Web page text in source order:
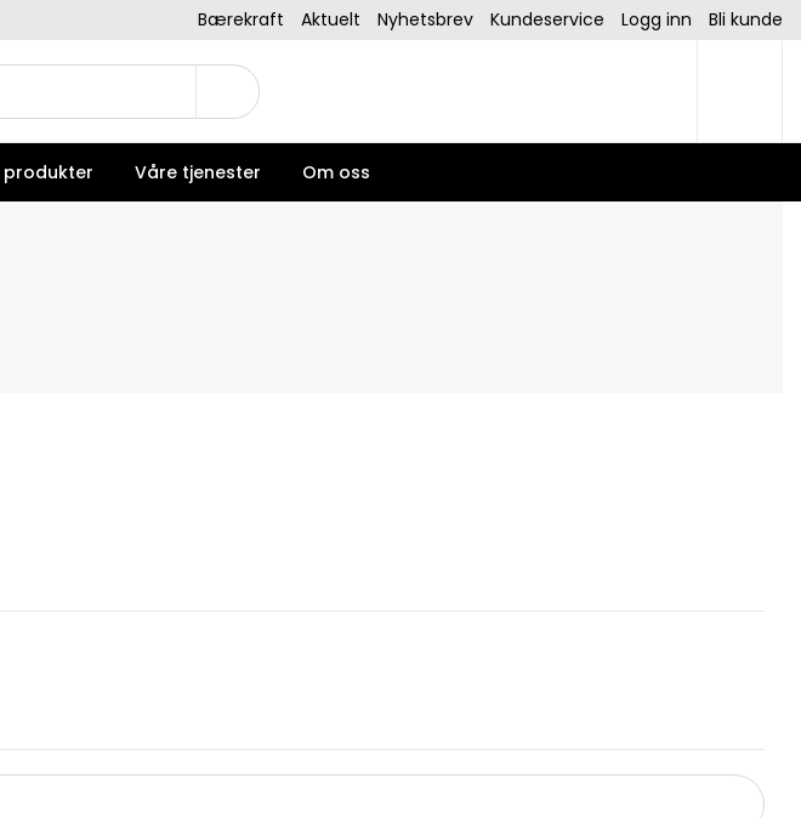
Bærekraft Aktuelt Nyhetsbrev Kundeservice Logg inn Bli kunde
produkter Våre tjenester Om oss